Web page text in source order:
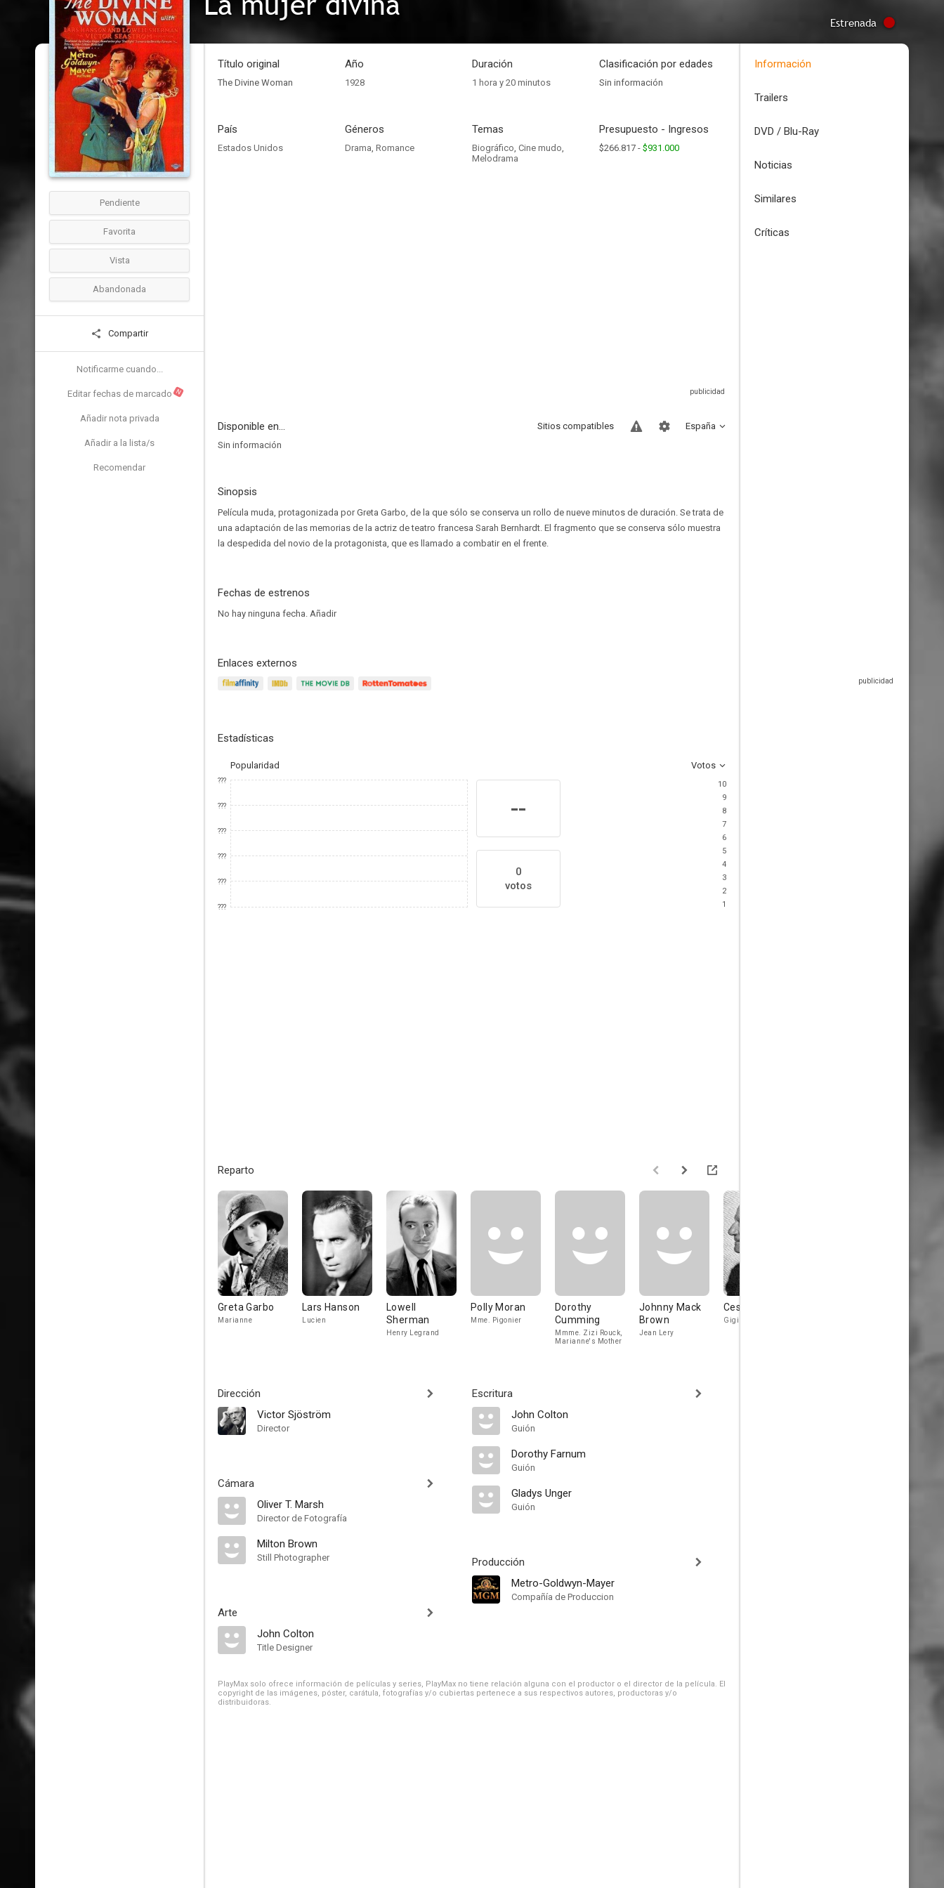
Estrenada
Pendiente
Favorita
Vista
Abandonada
Compartir
Notificarme cuando...
Editar fechas de marcado N
Añadir nota privada
Añadir a la lista/s
Recomendar
Título original
The Divine Woman
Año
1928
Duración
1 hora y 20 minutos
Clasificación por edades
Sin información
País
Estados Unidos
Géneros
Drama, Romance
Temas
Biográfico, Cine mudo,
Melodrama
Presupuesto - Ingresos
$266.817 - $931.000
Disponible en... España
Sitios compatibles
Sin información
Sinopsis
Película muda, protagonizada por Greta Garbo, de la que sólo se conserva un rollo de nueve minutos de duración. Se trata de
una adaptación de las memorias de la actriz de teatro francesa Sarah Bernhardt. El fragmento que se conserva sólo muestra
la despedida del novio de la protagonista, que es llamado a combatir en el frente.
Fechas de estrenos
No hay ninguna fecha. Añadir
Enlaces externos
Estadísticas
Popularidad Votos
???
???
???
???
???
???
--
0
votos
10
9
8
7
6
5
4
3
2
1
Reparto
Greta Garbo
Marianne
Lars Hanson
Lucien
Lowell
Sherman
Henry Legrand
Polly Moran
Mme. Pigonier
Dorothy
Cumming
Mmme. Zizi Rouck,
Marianne's Mother
Johnny Mack
Brown
Jean Lery
Cesare Gravina
Gigi
Dirección
Victor Sjöström
Director
Cámara
Oliver T. Marsh
Director de Fotografía
Milton Brown
Still Photographer
Arte
John Colton
Title Designer
Escritura
John Colton
Guión
Dorothy Farnum
Guión
Gladys Unger
Guión
Producción
Metro-Goldwyn-Mayer
Compañía de Produccion
PlayMax solo ofrece información de películas y series, PlayMax no tiene relación alguna con el productor o el director de la película. El
copyright de las imágenes, póster, carátula, fotografías y/o cubiertas pertenece a sus respectivos autores, productoras y/o
distribuidoras.
Información
Trailers
DVD / Blu-Ray
Noticias
Similares
Críticas